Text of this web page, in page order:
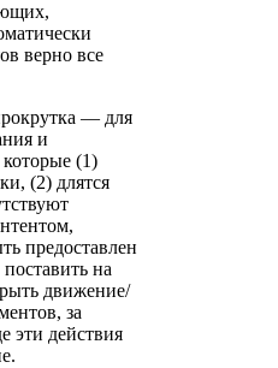
верно все
— для
и
(1)
(2) длятся
предоставлен
на
движение/
за
эти действия